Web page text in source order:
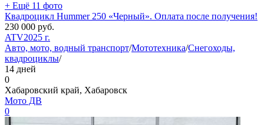
+ Ещё 11 фото
Квадроцикл Hummer 250 «Черный». Оплата после получения!
230 000 руб.
ATV2025 г.
Авто, мото, водный транспорт/Мототехника/Снегоходы,
квадроциклы/
14 дней
0
Хабаровский край, Хабаровск
Мото ДВ
0